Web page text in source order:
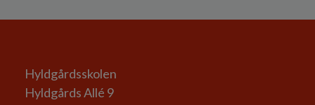
Hyldgårdsskolen
Hyldgårds Allé 9